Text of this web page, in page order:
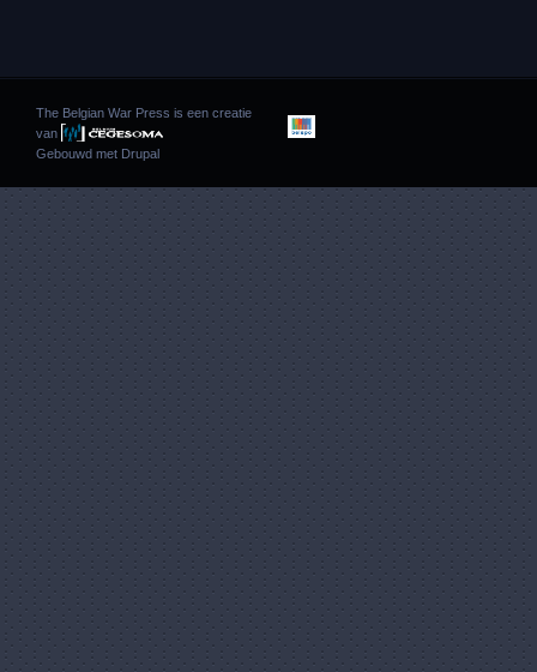
The Belgian War Press is een creatie
van
Gebouwd met Drupal